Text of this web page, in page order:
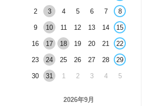
2 3 4 5 6 7 8
9 10 11 12 13 14 15
16 17 18 19 20 21 22
23 24 25 26 27 28 29
30 31 1 2 3 4 5
2026年9月